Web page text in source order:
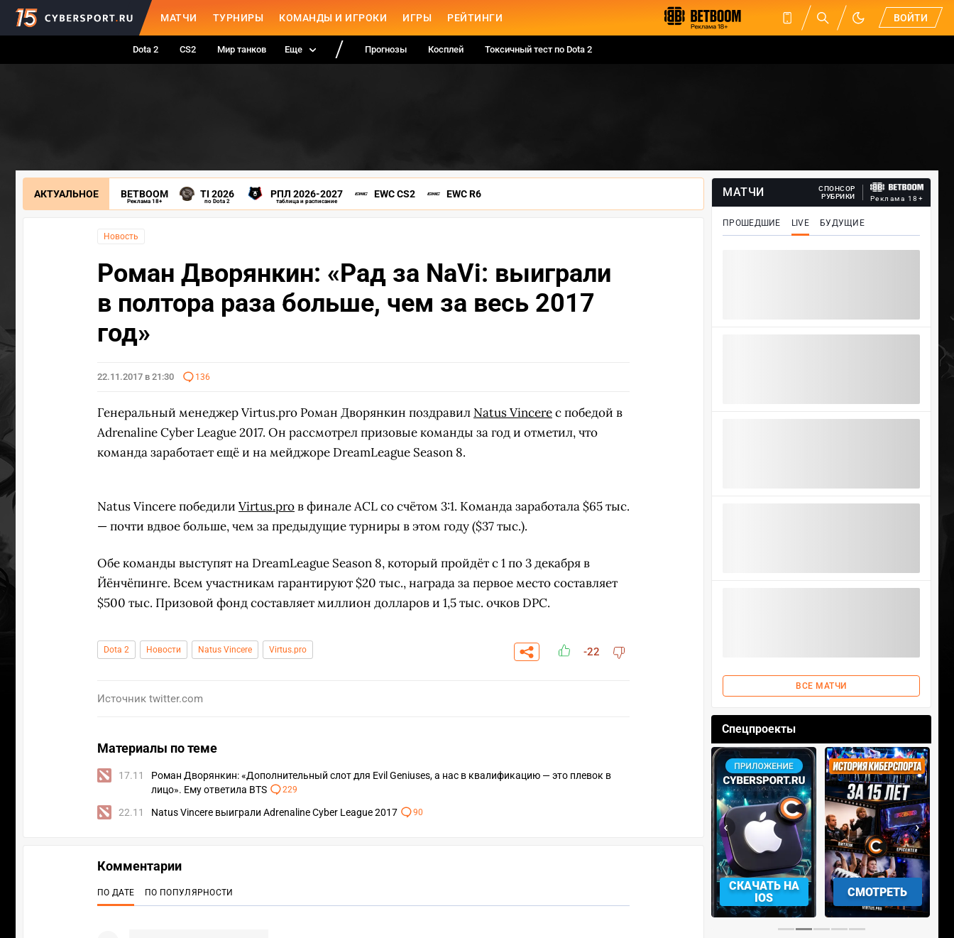
МАТЧИ ТУРНИРЫ КОМАНДЫ И ИГРОКИ ИГРЫ РЕЙТИНГИ ВОЙТИ
Dota 2 CS2 Мир танков Еще Прогнозы Косплей Токсичный тест по Dota 2
АКТУАЛЬНОЕ BETBOOM
Реклама 18+
TI 2026
по Dota 2
РПЛ 2026-2027
таблица и расписание
EWC CS2 EWC R6
Новость
Роман Дворянкин: «Рад за NaVi: выиграли
в полтора раза больше, чем за весь 2017
год»
22.11.2017 в 21:30 136
Генеральный менеджер Virtus.pro Роман Дворянкин поздравил Natus Vincereс победой в
Adrenaline Cyber League 2017. Он рассмотрел призовые команды за год и отметил, что
команда заработает ещё и на мейджоре DreamLeague Season 8.
Natus Vincere победили Virtus.proв финале ACL со счётом 3:1. Команда заработала $65 тыс.
— почти вдвое больше, чем за предыдущие турниры в этом году ($37 тыс.).
Обе команды выступят на DreamLeague Season 8, который пройдёт с 1 по 3 декабря в
Йёнчёпинге. Всем участникам гарантируют $20 тыс., награда за первое место составляет
$500 тыс. Призовой фонд составляет миллион долларов и 1,5 тыс. очков DPC.
Dota 2 Новости Natus Vincere Virtus.pro -22
Источник twitter.com
Материалы по теме
17.11
Роман Дворянкин: «Дополнительный слот для Evil Geniuses, а нас в квалификацию — это плевок в
лицо». Ему ответила BTS
229
22.11 Natus Vincere выиграли Adrenaline Cyber League 2017 90
МАТЧИ
СПОНСОР
РУБРИКИ
Реклама 18+
ПРОШЕДШИЕ LIVE БУДУЩИЕ
ВСЕ МАТЧИ
Спецпроекты
СКАЧАТЬ НА
IOS
СМОТРЕТЬ
‹ ›
Комментарии
ПО ДАТЕ ПО ПОПУЛЯРНОСТИ